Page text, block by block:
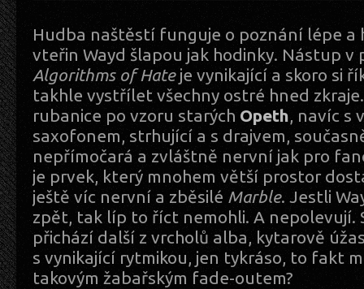
Hudba naštěstí funguje o poznání lépe a
vteřin Wayd šlapou jak hodinky. Nástup v
Algorithms of Hateje vynikající a skoro si
takhle vystřílet všechny ostré hned
rubanice po vzoru starých Opeth, navíc s
saxofonem, strhující a s drajvem,
nepřímočará a zvláštně nervní jak pro
je prvek, který mnohem větší prostor
ještě víc nervní a zběsilé Marble. Jestli
zpět, tak líp to říct nemohli. A nepolevují.
přichází další z vrcholů alba, kytarově
s vynikající rytmikou, jen tykráso, to fakt
takovým žabařským fade-outem?